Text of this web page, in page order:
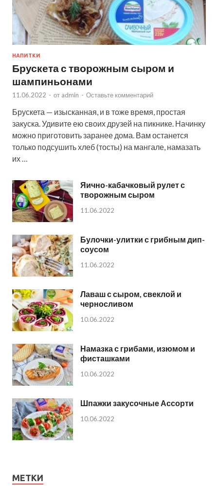
НАПИТКИ
Брускета с творожным сыром и
шампиньонами
11.06.2022 - от admin - Оставьте комментарий
Брускета — изысканная, и в тоже время, простая
закуска. Удивите ею своих друзей на пикнике. Начинку
можно приготовить заранее дома. Вам останется
только подсушить хлеб (тосты) на мангале, намазать
их …
Яично-кабачковый рулет с
творожным сыром
11.06.2022
Булочки-улитки с грибным дип-
соусом
11.06.2022
Лаваш с сыром, свеклой и
черносливом
10.06.2022
Намазка с грибами, изюмом и
фисташками
10.06.2022
Шпажки закусочные Ассорти
10.06.2022
МЕТКИ